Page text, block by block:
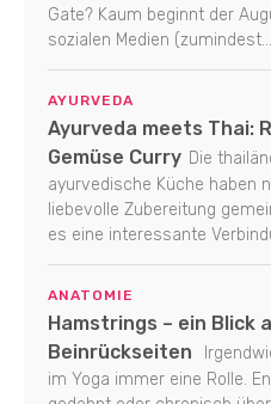
Gate? Kaum beginnt der
sozialen Medien (zumindest...
AYURVEDA
Ayurveda meets Thai:
Gemüse Curry Die
ayurvedische Küche haben
liebevolle Zubereitung
es eine interessante
ANATOMIE
Hamstrings – ein Blick
Beinrückseiten
im Yoga immer eine Rolle.